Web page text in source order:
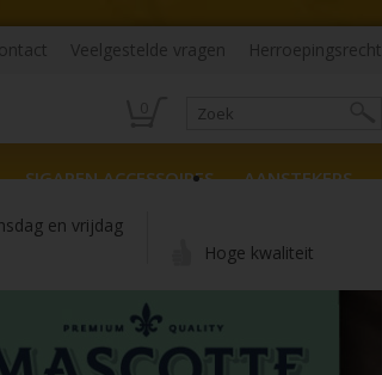
Veelgestelde vragen Herroepingsrecht
SIGAREN ACCESSOIRES AANSTEKERS
en vrijdag
Hoge kwaliteit